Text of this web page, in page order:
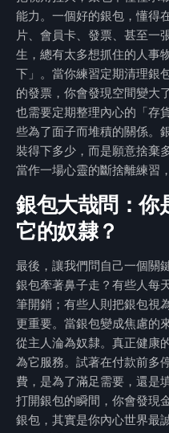
能力。一個好的銀包，懂得
片、會員卡、發票、甚至一
生，總有太多想抓住的人事
下」。當你練習定期清理銀
的發票，你會發現空間變大
也需要定期整理內心的「存
些為了面子而堆積的關係。
裝得下多少，而是願意捨棄
當作一場心靈的斷捨離練習
銀包大哉問：你
它的奴隸？
最後，讓我們問自己一個關
銀包牽著鼻子走？有些人每
筆開銷；有些人則把銀包視
更重要。當銀包變成焦慮的
從主人淪為奴隸。真正健康
為它服務。試著在付款前多
費，是為了滿足需要，還是
打開銀包的瞬間，你會發現
銀包，其實是你內心世界最